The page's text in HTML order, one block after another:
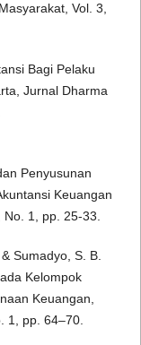
Vol. 3,
Bagi Pelaku
Jurnal Dharma
Penyusunan
Keuangan
1, pp. 25-33.
Sumadyo, S. B.
Kelompok
Keuangan,
1, pp. 64–70.